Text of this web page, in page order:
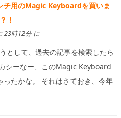
チ用のMagic Keyboardを買いま
！
23時12分 に
として、過去の記事を検索したら
シーなー、このMagic Keyboard
たかな。 それはさておき、今年